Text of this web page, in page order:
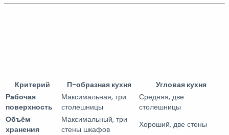
Критерий П-образная кухня
Угловая кухня
Рабочая
поверхность
Максимальная, три
столешницы
Средняя, две
столешницы
Объём
хранения
Максимальный, три
стены шкафов
Хороший, две стены